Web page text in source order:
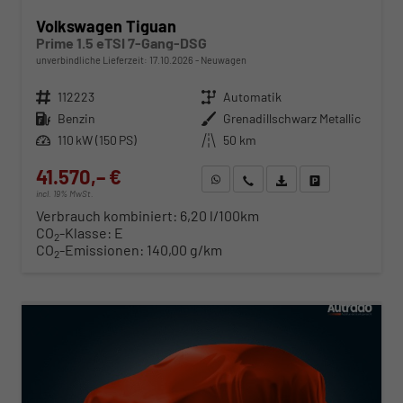
Volkswagen Tiguan
Prime 1.5 eTSI 7-Gang-DSG
unverbindliche Lieferzeit: 17.10.2026 Neuwagen
Fahrzeugnr. 112223 Getriebe Automatik
Kraftstoff Benzin Außenfarbe Grenadillschwarz Metallic
Leistung 110 kW (150 PS) Kilometerstand 50 km
41.570,– €
incl. 19% MwSt.
WhatsApp anfragen
Wir rufen Sie anFahrzeugexposé (PDF)
Verbrauch kombiniert: 6,20 l/100km
CO2-Klasse: E
CO2-Emissionen: 140,00 g/km